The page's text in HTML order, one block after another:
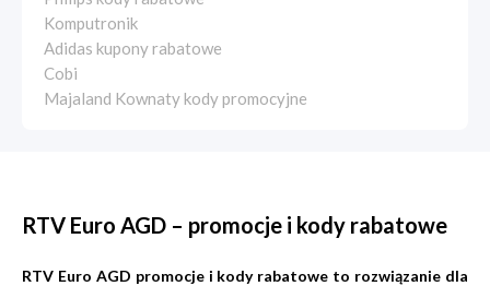
Komputronik
Adidas kupony rabatowe
Cobi
Majaland Kownaty kody promocyjne
RTV Euro AGD – promocje i kody rabatowe
RTV Euro AGD promocje i kody rabatowe to rozwiązanie dla